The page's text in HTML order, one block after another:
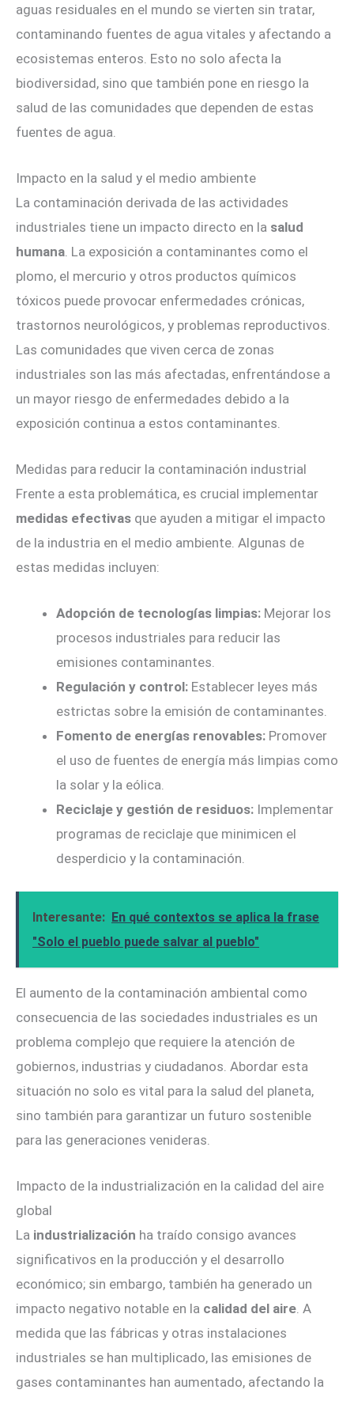
aguas residuales en el mundo se vierten sin tratar,
contaminando fuentes de agua vitales y afectando a
ecosistemas enteros. Esto no solo afecta la
biodiversidad, sino que también pone en riesgo la
salud de las comunidades que dependen de estas
fuentes de agua.
Impacto en la salud y el medio ambiente
La contaminación derivada de las actividades
industriales tiene un impacto directo en la salud
humana . La exposición a contaminantes como el
plomo, el mercurio y otros productos químicos
tóxicos puede provocar enfermedades crónicas,
trastornos neurológicos, y problemas reproductivos.
Las comunidades que viven cerca de zonas
industriales son las más afectadas, enfrentándose a
un mayor riesgo de enfermedades debido a la
exposición continua a estos contaminantes.
Medidas para reducir la contaminación industrial
Frente a esta problemática, es crucial implementar
medidas efectivas que ayuden a mitigar el impacto
de la industria en el medio ambiente. Algunas de
estas medidas incluyen:
Adopción de tecnologías limpias: Mejorar los
procesos industriales para reducir las
emisiones contaminantes.
Regulación y control: Establecer leyes más
estrictas sobre la emisión de contaminantes.
Fomento de energías renovables: Promover
el uso de fuentes de energía más limpias como
la solar y la eólica.
Reciclaje y gestión de residuos: Implementar
programas de reciclaje que minimicen el
desperdicio y la contaminación.
Interesante: En qué contextos se aplica la frase
"Solo el pueblo puede salvar al pueblo"
El aumento de la contaminación ambiental como
consecuencia de las sociedades industriales es un
problema complejo que requiere la atención de
gobiernos, industrias y ciudadanos. Abordar esta
situación no solo es vital para la salud del planeta,
sino también para garantizar un futuro sostenible
para las generaciones venideras.
Impacto de la industrialización en la calidad del aire
global
La industrialización ha traído consigo avances
significativos en la producción y el desarrollo
económico; sin embargo, también ha generado un
impacto negativo notable en la calidad del aire . A
medida que las fábricas y otras instalaciones
industriales se han multiplicado, las emisiones de
gases contaminantes han aumentado, afectando la